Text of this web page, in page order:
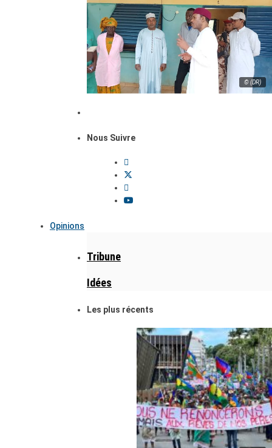
© (DR)
Nous Suivre
Opinions
Tribune
Idées
Les plus récents